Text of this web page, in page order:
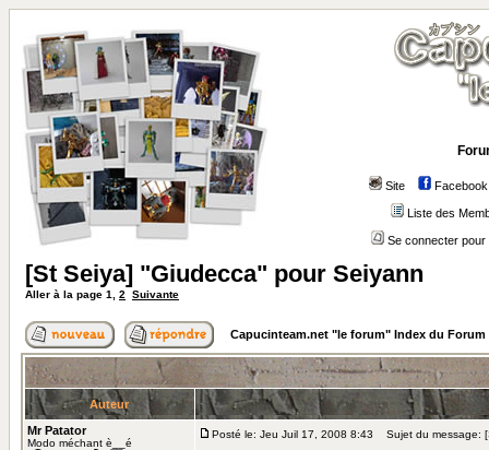
Site Facebook
Liste des
Se connecter
[St Seiya] "Giudecca" pour Seiyann
Aller à la page 1 2 Suivante
Capucinteam.net "le forum" Index du Forum
Auteur
Mr Patator
Modo méchant è__é
Posté le: Jeu Juil 17, 2008 8:43 Sujet du message: